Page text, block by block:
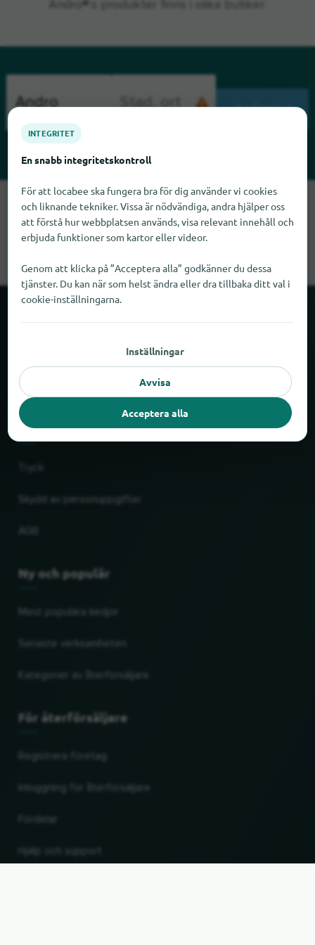
Andro®:s produkter finns i olika butiker.
SÖKNING
Tyvärr kan vi inte hitta Andro just nu. Om du vet var Andro
finns skulle vi bli glada om du meddelade oss det.
Om locabee
Partner
Rättslig
Ny och populär
Senaste verksamheten
Kategorier av återförsäljare
För återförsäljare
Inloggning för återförsäljare
Fördelar
INTEGRITET
En snabb integritetskontroll
För att locabee ska fungera bra för dig använder vi cookies
och liknande tekniker. Vissa är nödvändiga, andra hjälper oss
att förstå hur webbplatsen används, visa relevant innehåll och
erbjuda funktioner som kartor eller videor.
Genom att klicka på ”Acceptera alla” godkänner du dessa
tjänster. Du kan när som helst ändra eller dra tillbaka ditt val i
cookie-inställningarna.
Inställningar
Avvisa
Acceptera alla